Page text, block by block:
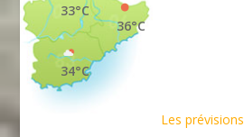
36°C
33°C
34°C
Les prévisions